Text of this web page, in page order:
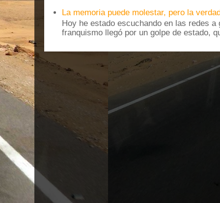
La memoria puede molestar, pero la
Hoy he estado escuchando en las redes a
franquismo llegó por un golpe de estado,